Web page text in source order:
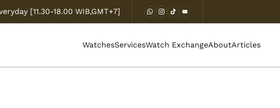
[11.30-18.00 WIB,GMT+7]
WatchesServicesWatch ExchangeAboutArticles